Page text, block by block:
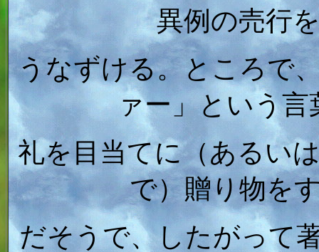
異例の売行
うなずける。ところで
ァー」という言
礼を目当てに（あるい
で）贈り物を
だそうで、したがって